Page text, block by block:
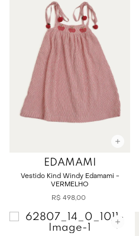
EDAMAMI
Vestido Kind Windy Edamami -
VERMELHO
R$ 498,00